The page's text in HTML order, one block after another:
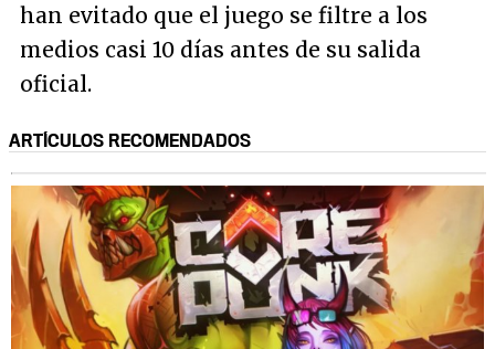
han evitado que el juego se filtre a los
medios casi 10 días antes de su salida
oficial.
ARTÍCULOS RECOMENDADOS